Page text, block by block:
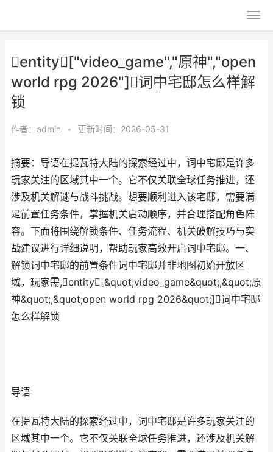
entity["video_game","原神","open
world rpg 2026"]词中宅邸怎么样解
锁
作者： admin • 更新时间：2026-05-31
摘要：导语在提瓦特大陆的探索经过中，词中宅邸是许多
玩家关注的区域其中一个。它不仅关联全球任务推进，还
涉及机关解谜与战斗挑战。想要顺利进入该宅邸，需要满
足前置任务条件，掌握机关启动顺序，并合理搭配角色阵
容。下面将围绕解锁条件、任务流程、机关破解技巧与实
战建议进行详细说明，帮助玩家高效开启词中宅邸。一、
解锁词中宅邸的前置条件词中宅邸并非地图初始开放区
域，玩家需,entity[&quot;video_game&quot;,&quot;原
神&quot;,&quot;open world rpg 2026&quot;]词中宅邸
怎么样解锁
导语
在提瓦特大陆的探索经过中，词中宅邸是许多玩家关注的
区域其中一个。它不仅关联全球任务推进，还涉及机关解